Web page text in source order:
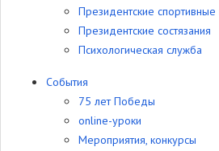
Президентские спортивные
Президентские состязания
Психологическая служба
События
75 лет Победы
online-уроки
Мероприятия, конкурсы